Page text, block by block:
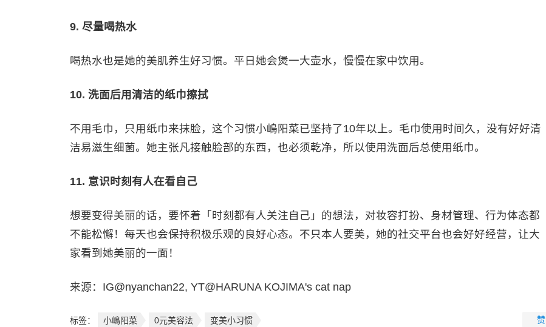
9. 尽量喝热水
喝热水也是她的美肌养生好习惯。平日她会煲一大壶水，慢慢在家中饮用。
10. 洗面后用清洁的纸巾擦拭
不用毛巾，只用纸巾来抹脸，这个习惯小嶋阳菜已坚持了10年以上。毛巾使用时间久，没有好好清
洁易滋生细菌。她主张凡接触脸部的东西，也必须乾净，所以使用洗面后总使用纸巾。
11. 意识时刻有人在看自己
想要变得美丽的话，要怀着「时刻都有人关注自己」的想法，对妆容打扮、身材管理、行为体态都
不能松懈！每天也会保持积极乐观的良好心态。不只本人要美，她的社交平台也会好好经营，让大
家看到她美丽的一面！
来源：IG@nyanchan22, YT@HARUNA KOJIMA's cat nap
标签： 小嶋阳菜 0元美容法 变美小习惯 赞